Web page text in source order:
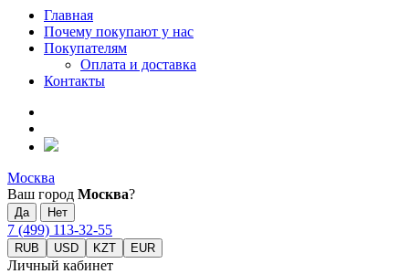
Главная
Почему покупают у нас
Покупателям
Оплата и доставка
Контакты
Москва
Ваш город Москва?
7 (499) 113-32-55
RUB USD KZT EUR
Личный кабинет